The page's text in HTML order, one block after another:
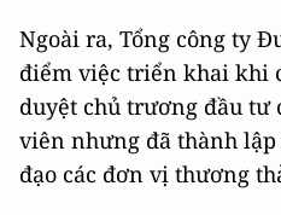
Ngoài ra, Tổng công ty
điểm việc triển khai khi
duyệt chủ trương đầu tư
viên nhưng đã thành
đạo các đơn vị thương